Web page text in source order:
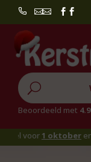
 
U
Beoordeeld met 4.9
1 oktoberen